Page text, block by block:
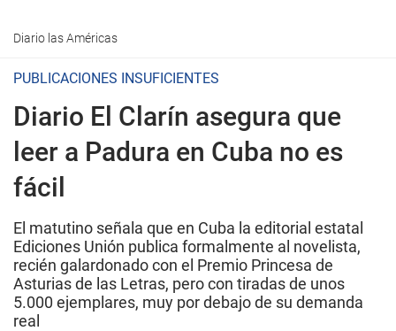
Diario las Américas
PUBLICACIONES INSUFICIENTES
Diario El Clarín asegura que
leer a Padura en Cuba no es
fácil
El matutino señala que en Cuba la editorial estatal
Ediciones Unión publica formalmente al novelista,
recién galardonado con el Premio Princesa de
Asturias de las Letras, pero con tiradas de unos
5.000 ejemplares, muy por debajo de su demanda
real